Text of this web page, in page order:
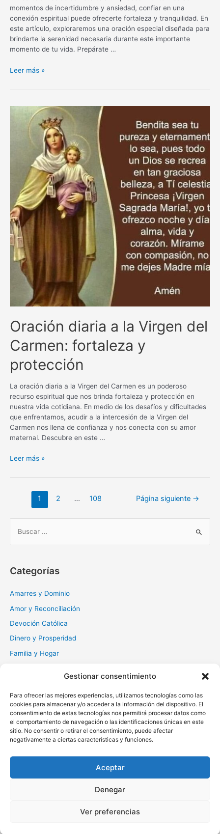
Gestionar consentimiento
Para ofrecer las mejores experiencias, utilizamos tecnologías como las
cookies para almacenar y/o acceder a la información del dispositivo. El
consentimiento de estas tecnologías nos permitirá procesar datos como
el comportamiento de navegación o las identificaciones únicas en este
sitio. No consentir o retirar el consentimiento, puede afectar
negativamente a ciertas características y funciones.
Aceptar
Denegar
Ver preferencias
momentos de incertidumbre y ansiedad, confiar en una
conexión espiritual puede ofrecerte fortaleza y tranquilidad. En
este artículo, exploraremos una oración especial diseñada para
brindarte la serenidad necesaria durante este importante
momento de tu vida. Prepárate …
Oración
antes
procedimiento
encuentra
protección
Leer más »
Oración diaria a la Virgen del
Carmen: fortaleza y
protección
La oración diaria a la Virgen del Carmen es un poderoso
recurso espiritual que nos brinda fortaleza y protección en
nuestra vida cotidiana. En medio de los desafíos y dificultades
que enfrentamos, acudir a la intercesión de la Virgen del
Carmen nos llena de confianza y nos conecta con su amor
maternal. Descubre en este …
Oración
a
Carmen:
fortaleza
Leer más »
Navegación
1 2 … 108 Página siguiente →
r
Categorías
Amarres y Dominio
Amor y Reconciliación
Devoción Católica
Dinero y Prosperidad
Familia y Hogar
Muerte y Difuntos
Oraciones Diarias
Otras
Protección y Liberación
Salud y Sanación
WordPress